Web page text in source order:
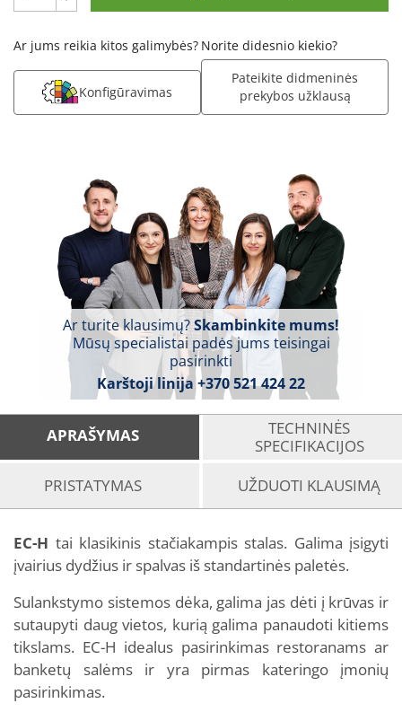
Ar jums reikia kitos galimybės?
Konfigūravimas
Norite didesnio kiekio?
Pateikite didmeninės
prekybos užklausą
Ar turite klausimų?Skambinkite mums!
Mūsų specialistai padės jums teisingai
pasirinkti
Karštoji linija +370 521 424 22
APRAŠYMAS
TECHNINĖS
SPECIFIKACIJOS
PRISTATYMAS
UŽDUOTI KLAUSIMĄ
EC-H tai klasikinis stačiakampis stalas. Galima įsigyti
įvairius dydžius ir spalvas iš standartinės paletės.
Sulankstymo sistemos dėka, galima jas dėti į krūvas ir
sutaupyti daug vietos, kurią galima panaudoti kitiems
tikslams. EC-H idealus pasirinkimas restoranams ar
banketų salėms ir yra pirmas kateringo įmonių
pasirinkimas.